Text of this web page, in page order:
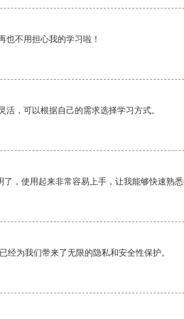
也不用担心我的学习啦！
活，可以根据自己的需求选择学习方式。
了，使用起来非常容易上手，让我能够快速熟
经为我们带来了无限的隐私和安全性保护。